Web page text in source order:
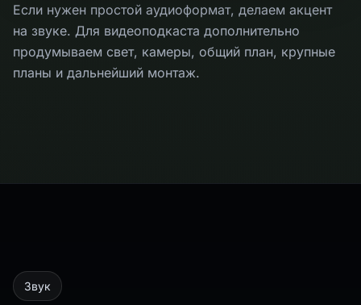
Если нужен простой аудиоформат, делаем акцент
на звуке. Для видеоподкаста дополнительно
продумываем свет, камеры, общий план, крупные
планы и дальнейший монтаж.
Звук